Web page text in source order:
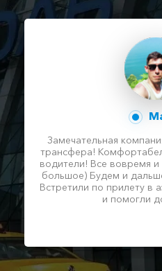
Замечательная
трансфера!
водители! Все вовремя
большое) Будем и
Встретили по прилету в
и помогли